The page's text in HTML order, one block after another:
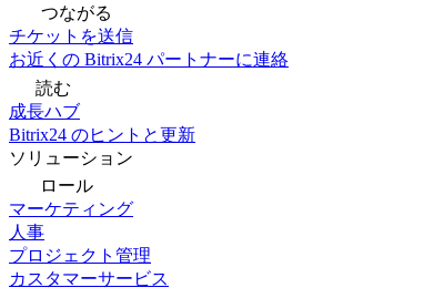
つながる
チケットを送信
お近くの Bitrix24 パートナーに連絡
読む
成長ハブ
Bitrix24 のヒントと更新
ソリューション
ロール
マーケティング
人事
プロジェクト管理
カスタマーサービス